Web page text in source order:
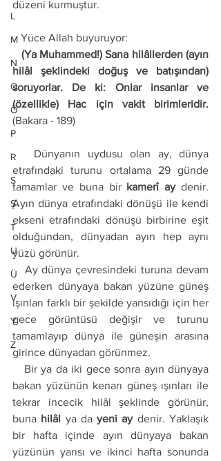
L
M
N
O
Ö
P
R
S
Ş
T
U
Ü
V
Y
Z
düzeni kurmuştur.
   Yüce Allah buyuruyor:
hilâl şeklindeki doğuş ve batışından)
soruyorlar. De ki: Onlar insanlar ve
(özellikle) Hac için vakit birimleridir.
(Bakara - 189)
   Dünyanın uydusu olan ay, dünya
etrafındaki turunu ortalama 29 günde
tamamlar ve buna bir kamerî ay denir.
Ayın dünya etrafındaki dönüşü ile kendi
ekseni etrafındaki dönüşü birbirine eşit
olduğundan, dünyadan ayın hep aynı
yüzü görünür.
   Ay dünya çevresindeki turuna devam
ederken dünyaya bakan yüzüne güneş
ışınları farklı bir şekilde yansıdığı için her
gece görüntüsü değişir ve turunu
tamamlayıp dünya ile güneşin arasına
girince dünyadan görünmez.
bakan yüzünün kenarı güneş ışınları ile
tekrar incecik hilâl şeklinde görünür,
buna hilâl ya da yeni ay denir. Yaklaşık
bir hafta içinde ayın dünyaya bakan
yüzünün yarısı ve ikinci hafta sonunda